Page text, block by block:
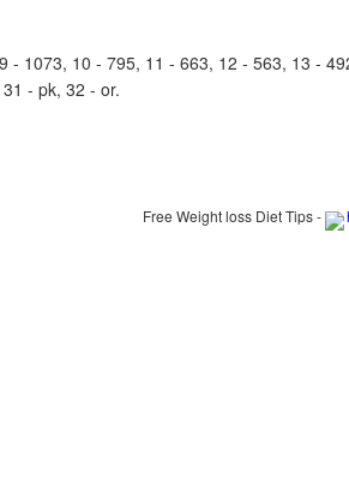
1073, 10 - 795, 11 - 663, 12 - 563, 13 -
- pk, 32 - or.
Free Weight loss Diet Tips -